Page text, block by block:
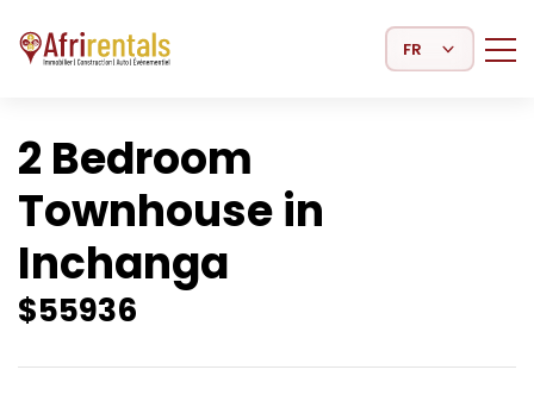
Select Language
2 Bedroom
Townhouse in
Inchanga
$55936